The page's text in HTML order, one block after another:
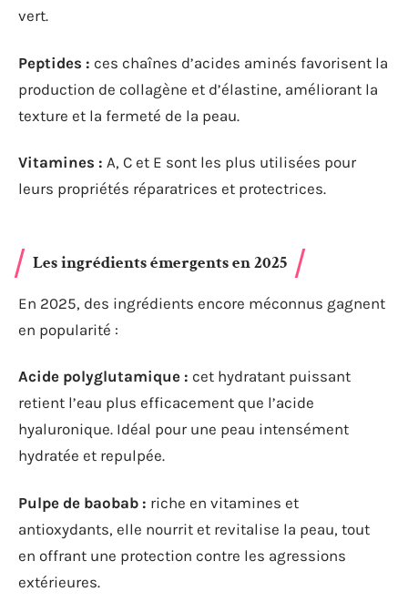
vert.
Peptides : ces chaînes d’acides aminés favorisent la
production de collagène et d’élastine, améliorant la
texture et la fermeté de la peau.
Vitamines : A, C et E sont les plus utilisées pour
leurs propriétés réparatrices et protectrices.
Les ingrédients émergents en 2025
En 2025, des ingrédients encore méconnus gagnent
en popularité :
Acide polyglutamique : cet hydratant puissant
retient l’eau plus efficacement que l’acide
hyaluronique. Idéal pour une peau intensément
hydratée et repulpée.
Pulpe de baobab : riche en vitamines et
antioxydants, elle nourrit et revitalise la peau, tout
en offrant une protection contre les agressions
extérieures.